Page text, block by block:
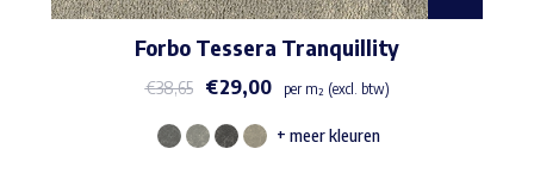
Forbo Tessera Tranquillity
€38,65 €29,00 per m² (excl. btw)
Dit
+ meer kleuren